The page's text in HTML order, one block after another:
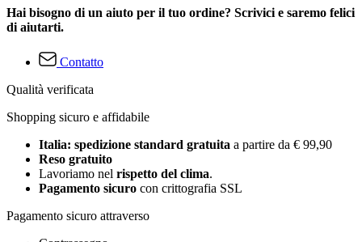
Hai bisogno di un aiuto per il tuo ordine? Scrivici e saremo felici
di aiutarti.
Contatto
Qualità verificata
Shopping sicuro e affidabile
Italia: spedizione standard gratuita a partire da € 99,90
Reso gratuito
Lavoriamo nel rispetto del clima.
Pagamento sicuro con crittografia SSL
Pagamento sicuro attraverso